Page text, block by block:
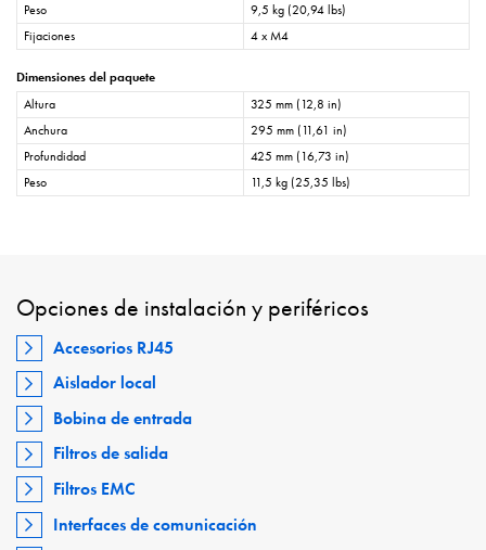
Peso
9,5 kg (20,94 lbs)
Fijaciones
4 x M4
Dimensiones del paquete
Altura
325 mm (12,8 in)
Anchura
295 mm (11,61 in)
Profundidad
425 mm (16,73 in)
Peso
11,5 kg (25,35 lbs)
Opciones de instalación y periféricos
Accesorios RJ45
Aislador local
Bobina de entrada
Filtros de salida
Filtros EMC
Interfaces de comunicación